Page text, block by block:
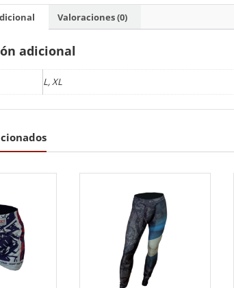
Valoraciones (0)
adicional
L, XL